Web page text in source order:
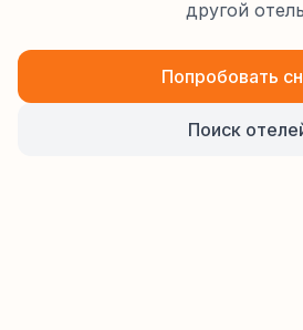
другой
Попробовать
Поиск